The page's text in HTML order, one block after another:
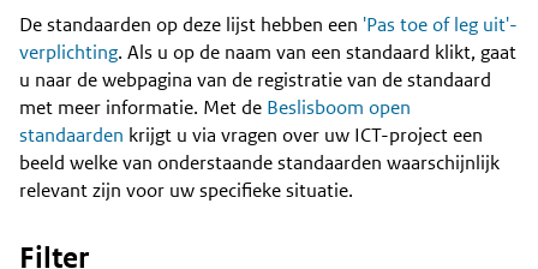
Content
De standaarden op deze lijst hebben een 'Pas toe of leg uit'-
verplichting. Als u op de naam van een standaard klikt, gaat
u naar de webpagina van de registratie van de standaard
met meer informatie. Met de Beslisboom open
standaarden krijgt u via vragen over uw ICT-project een
beeld welke van onderstaande standaarden waarschijnlijk
relevant zijn voor uw specifieke situatie.
Filter